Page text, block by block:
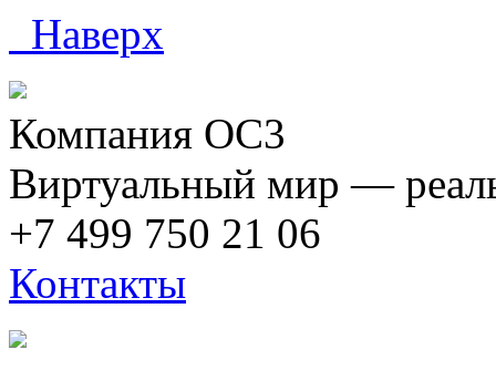
Наверх
Компания ОС3
Виртуальный мир —
+7 499 750 21 06
Контакты